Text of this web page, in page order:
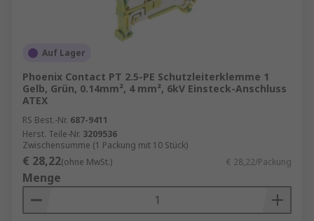
Auf Lager
Phoenix Contact PT 2.5-PE Schutzleiterklemme 1
Gelb, Grün, 0.14mm², 4 mm², 6kV Einsteck-Anschluss
ATEX
RS Best.-Nr. 687-9411
Herst. Teile-Nr. 3209536
Zwischensumme (1 Packung mit 10 Stück)
€ 28,22(ohne MwSt.) € 28,22/Packung
Menge